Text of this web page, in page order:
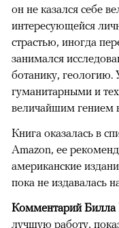
он не казался себе
интересующейся
страстью, иногда
занимался
ботанику, геологию.
гуманитарными и
величайшим гением
Книга оказалась в
Amazon, ее
американские
пока не издавалась
Комментарий Билла
лучшую работу,